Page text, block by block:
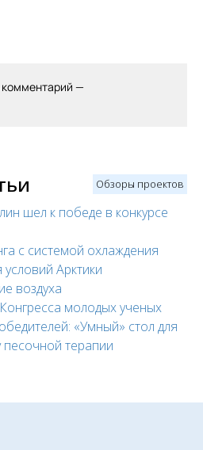
комментарий —
Обзоры проектов
шел к победе в конкурсе
с системой охлаждения
условий Арктики
воздуха
молодых ученых
«Умный» стол для
песочной терапии